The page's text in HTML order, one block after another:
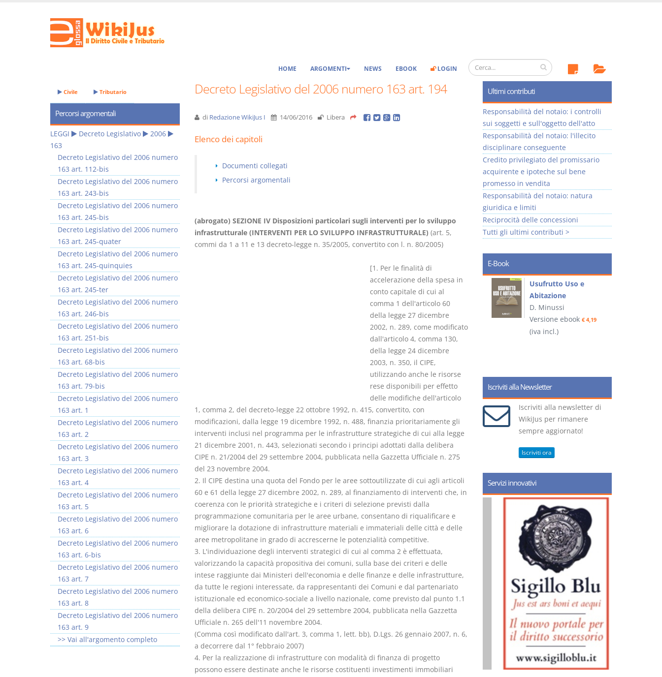
HOME ARGOMENTI NEWS EBOOK LOGIN
Decreto Legislativo del 2006 numero 163 art. 194
di Redazione WikiJus I 14/06/2016 Libera
Elenco dei capitoli
Documenti collegati
Percorsi argomentali
(abrogato) SEZIONE IV Disposizioni particolari sugli interventi per lo sviluppo
infrastrutturale (INTERVENTI PER LO SVILUPPO INFRASTRUTTURALE) (art. 5,
commi da 1 a 11 e 13 decreto-legge n. 35/2005, convertito con l. n. 80/2005)
[1. Per le finalità di
accelerazione della spesa in
conto capitale di cui al
comma 1 dell'articolo 60
della legge 27 dicembre
2002, n. 289, come modificato
dall'articolo 4, comma 130,
della legge 24 dicembre
2003, n. 350, il CIPE,
utilizzando anche le risorse
rese disponibili per effetto
delle modifiche dell'articolo
1, comma 2, del decreto-legge 22 ottobre 1992, n. 415, convertito, con
modificazioni, dalla legge 19 dicembre 1992, n. 488, finanzia prioritariamente gli
interventi inclusi nel programma per le infrastrutture strategiche di cui alla legge
21 dicembre 2001, n. 443, selezionati secondo i principi adottati dalla delibera
CIPE n. 21/2004 del 29 settembre 2004, pubblicata nella Gazzetta Ufficiale n. 275
del 23 novembre 2004.
2. Il CIPE destina una quota del Fondo per le aree sottoutilizzate di cui agli articoli
60 e 61 della legge 27 dicembre 2002, n. 289, al finanziamento di interventi che, in
coerenza con le priorità strategiche e i criteri di selezione previsti dalla
programmazione comunitaria per le aree urbane, consentano di riqualificare e
migliorare la dotazione di infrastrutture materiali e immateriali delle città e delle
aree metropolitane in grado di accrescerne le potenzialità competitive.
3. L'individuazione degli interventi strategici di cui al comma 2 è effettuata,
valorizzando la capacità propositiva dei comuni, sulla base dei criteri e delle
intese raggiunte dai Ministeri dell'economia e delle finanze e delle infrastrutture,
da tutte le regioni interessate, da rappresentanti dei Comuni e dal partenariato
istituzionale ed economico-sociale a livello nazionale, come previsto dal punto 1.1
della delibera CIPE n. 20/2004 del 29 settembre 2004, pubblicata nella Gazzetta
Ufficiale n. 265 dell'11 novembre 2004.
(Comma così modificato dall'art. 3, comma 1, lett. bb), D.Lgs. 26 gennaio 2007, n. 6,
a decorrere dal 1° febbraio 2007)
4. Per la realizzazione di infrastrutture con modalità di finanza di progetto
possono essere destinate anche le risorse costituenti investimenti immobiliari
Civile Tributario
Percorsi argomentali
LEGGI Decreto Legislativo
2006
163
Decreto Legislativo del 2006 numero
163 art. 112-bis
Decreto Legislativo del 2006 numero
163 art. 243-bis
Decreto Legislativo del 2006 numero
163 art. 245-bis
Decreto Legislativo del 2006 numero
163 art. 245-quater
Decreto Legislativo del 2006 numero
163 art. 245-quinquies
Decreto Legislativo del 2006 numero
163 art. 245-ter
Decreto Legislativo del 2006 numero
163 art. 246-bis
Decreto Legislativo del 2006 numero
163 art. 251-bis
Decreto Legislativo del 2006 numero
163 art. 68-bis
Decreto Legislativo del 2006 numero
163 art. 79-bis
Decreto Legislativo del 2006 numero
163 art. 1
Decreto Legislativo del 2006 numero
163 art. 2
Decreto Legislativo del 2006 numero
163 art. 3
Decreto Legislativo del 2006 numero
163 art. 4
Decreto Legislativo del 2006 numero
163 art. 5
Decreto Legislativo del 2006 numero
163 art. 6
Decreto Legislativo del 2006 numero
163 art. 6-bis
Decreto Legislativo del 2006 numero
163 art. 7
Decreto Legislativo del 2006 numero
163 art. 8
Decreto Legislativo del 2006 numero
163 art. 9
>> Vai all'argomento completo
Ultimi contributi
Responsabilità del notaio: i controlli
sui soggetti e sull'oggetto dell'atto
Responsabilità del notaio: l'illecito
disciplinare conseguente
Credito privilegiato del promissario
acquirente e ipoteche sul bene
promesso in vendita
Responsabilità del notaio: natura
giuridica e limiti
Reciprocità delle concessioni
Tutti gli ultimi contributi >
E-Book
I Vincoli Preliminari
D. Minussi
Versione ebook
(iva incl.)
Usufrutto Uso e
Abitazione
D. Minussi
Versione ebook € 4,19
(iva incl.)
Iscriviti alla Newsletter
Iscriviti alla newsletter di
WikiJus per rimanere
sempre aggiornato!
Iscriviti ora
Servizi innovativi